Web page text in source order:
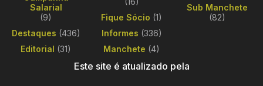
Salarial
(9)
Destaques (436)
Editorial (31)
Fique Sócio (1)
Informes (336)
Manchete (4)
Sub Manchete
(82)
Este site é atualizado pela